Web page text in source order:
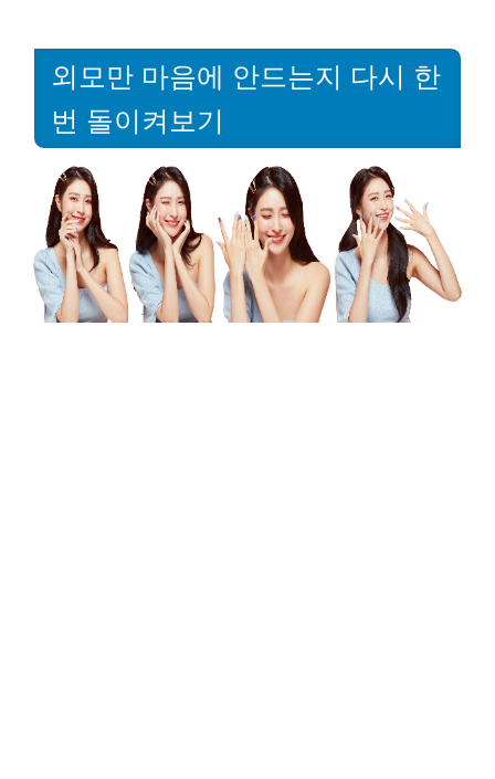
외모만 마음에 안드는지 다시 한
번 돌이켜보기